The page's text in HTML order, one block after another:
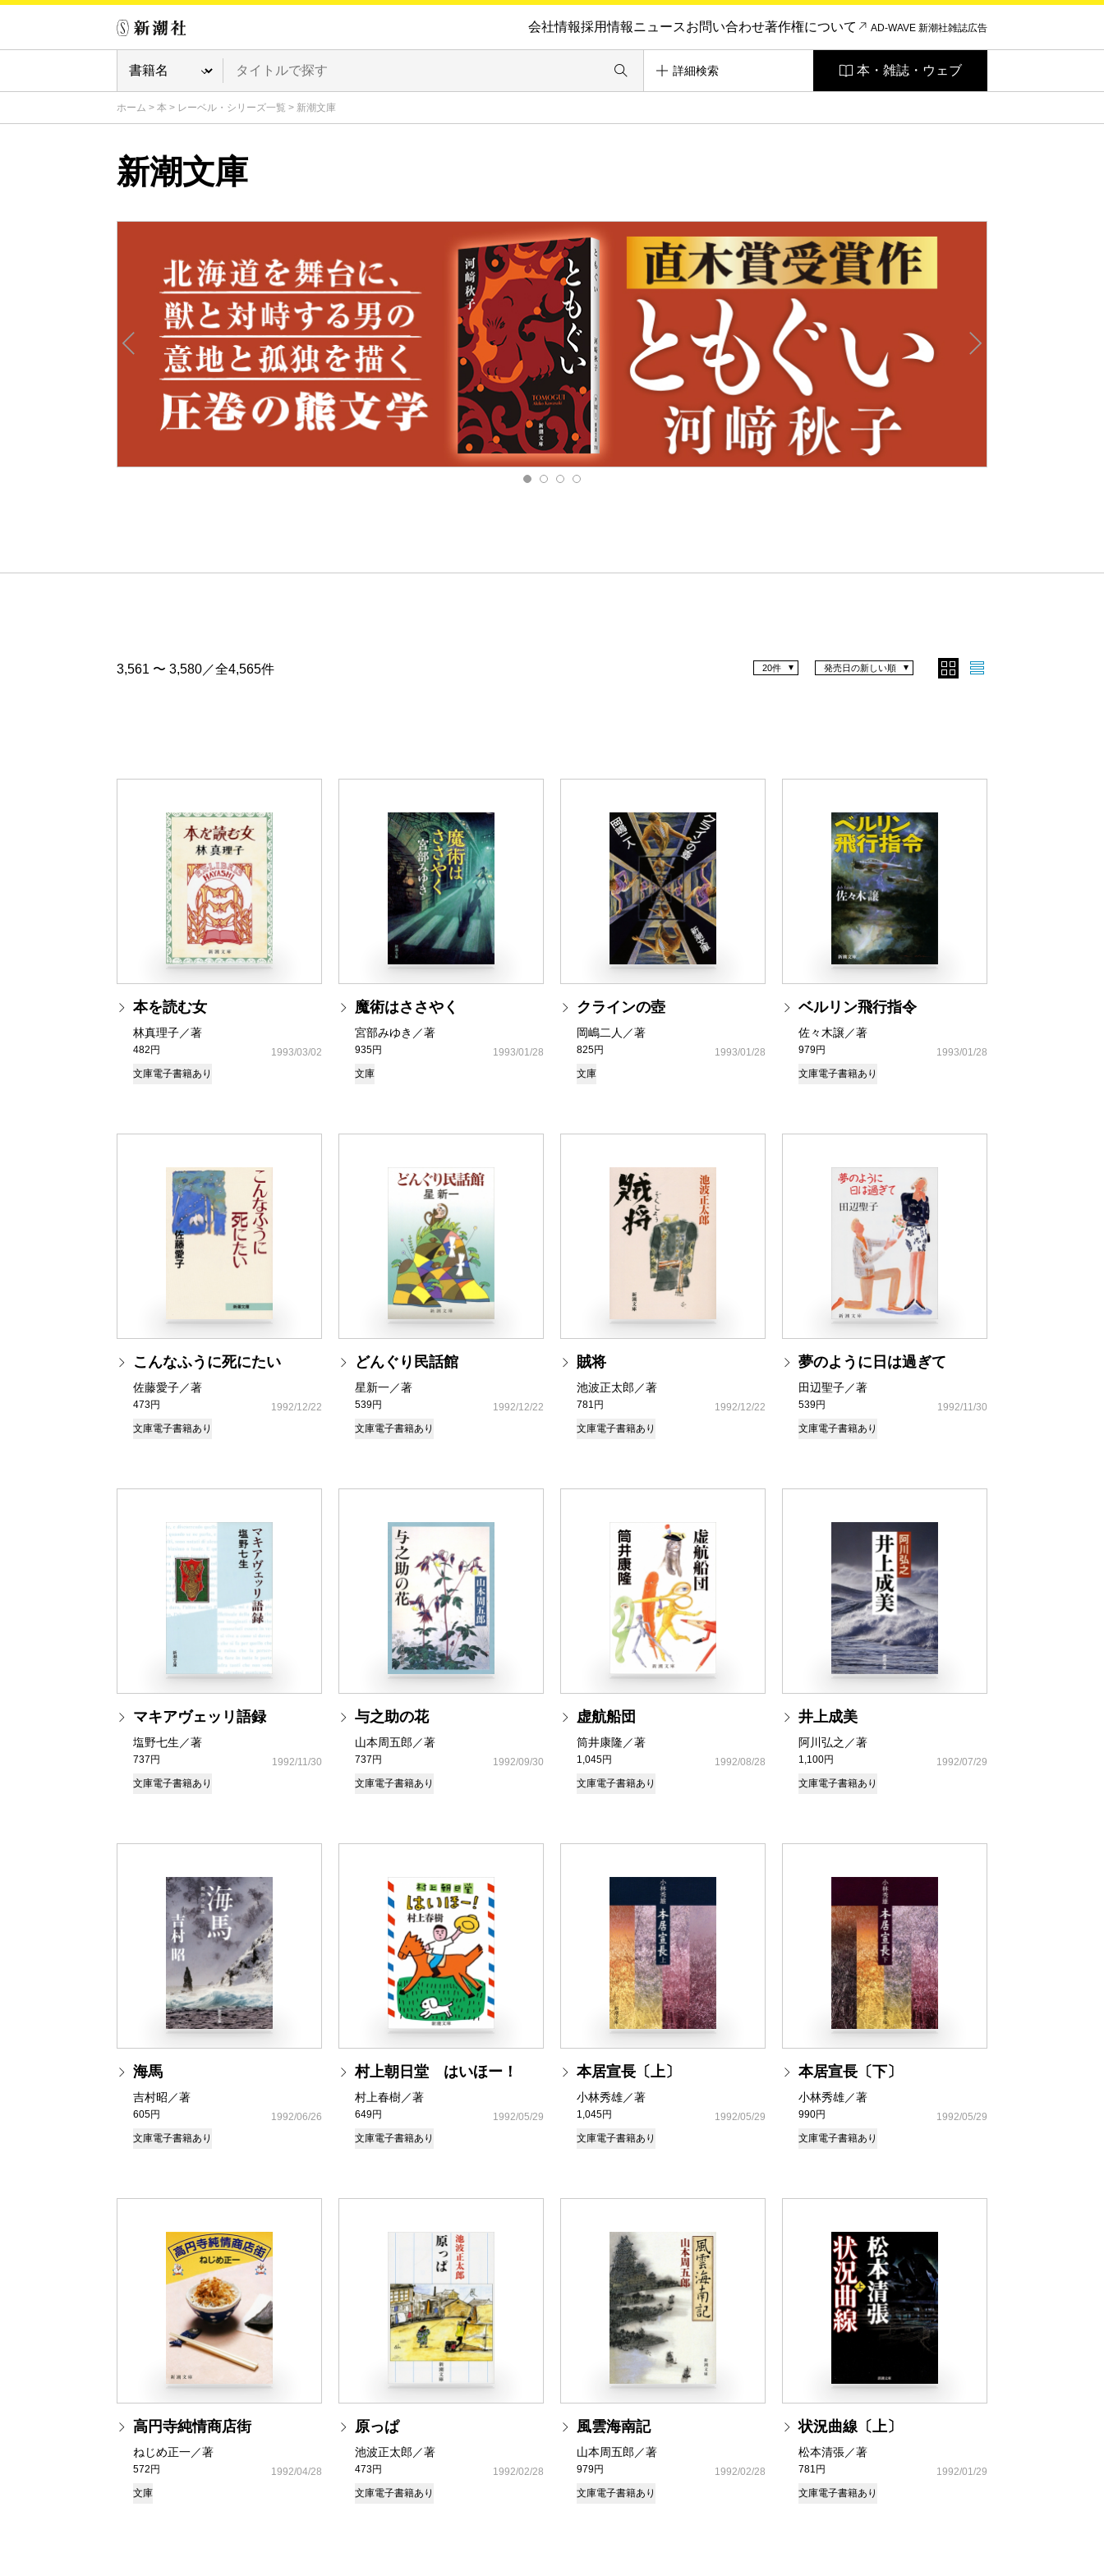
会社情報採用情報ニュースお問い合わせ著作権について AD-WAVE 新潮社雑誌広告
詳細検索 本・雑誌・ウェブ
ホーム > 本 > レーベル・シリーズ一覧 > 新潮文庫
新潮文庫
3,561 〜 3,580／全4,565件 発売日の新しい順
20件
本を読む女
林真理子／著
482円
1993/03/02
文庫電子書籍あり
魔術はささやく
宮部みゆき／著
935円
1993/01/28
文庫
クラインの壺
岡嶋二人／著
825円
1993/01/28
文庫
ベルリン飛行指令
佐々木譲／著
979円
1993/01/28
文庫電子書籍あり
こんなふうに死にたい
佐藤愛子／著
473円
1992/12/22
文庫電子書籍あり
どんぐり民話館
星新一／著
539円
1992/12/22
文庫電子書籍あり
賊将
池波正太郎／著
781円
1992/12/22
文庫電子書籍あり
夢のように日は過ぎて
田辺聖子／著
539円
1992/11/30
文庫電子書籍あり
マキアヴェッリ語録
塩野七生／著
737円
1992/11/30
文庫電子書籍あり
与之助の花
山本周五郎／著
737円
1992/09/30
文庫電子書籍あり
虚航船団
筒井康隆／著
1,045円
1992/08/28
文庫電子書籍あり
井上成美
阿川弘之／著
1,100円
1992/07/29
文庫電子書籍あり
海馬
吉村昭／著
605円
1992/06/26
文庫電子書籍あり
村上朝日堂 はいほー！
村上春樹／著
649円
1992/05/29
文庫電子書籍あり
本居宣長〔上〕
小林秀雄／著
1,045円
1992/05/29
文庫電子書籍あり
本居宣長〔下〕
小林秀雄／著
990円
1992/05/29
文庫電子書籍あり
高円寺純情商店街
ねじめ正一／著
572円
1992/04/28
文庫
原っぱ
池波正太郎／著
473円
1992/02/28
文庫電子書籍あり
風雲海南記
山本周五郎／著
979円
1992/02/28
文庫電子書籍あり
状況曲線〔上〕
松本清張／著
781円
1992/01/29
文庫電子書籍あり